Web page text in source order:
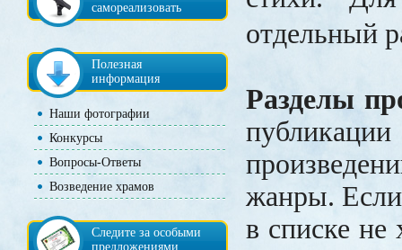
самореализовать
Полезная
информация
Наши фотографии
Конкурсы
Вопросы-Ответы
Возведение храмов
Следите за особыми
предложениями
отдельный
Разделы
жанры. Если
в списке не